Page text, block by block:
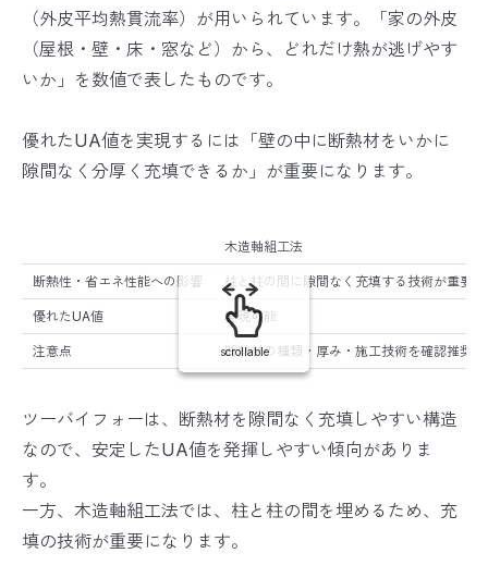
（外皮平均熱貫流率）が用いられています。「家の外皮
（屋根・壁・床・窓など）から、どれだけ熱が逃げやす
いか」を数値で表したものです。
優れたUA値を実現するには「壁の中に断熱材をいかに
隙間なく分厚く充填できるか」が重要になります。
木造軸組工法
断熱性・省エネ性能への影響 柱と柱の間に隙間なく充填する技術が重要
優れたUA値 実現可能
注意点 断熱材の種類・厚み・施工技術を確認推奨
scrollable
ツーバイフォーは、断熱材を隙間なく充填しやすい構造
なので、安定したUA値を発揮しやすい傾向がありま
す。
一方、木造軸組工法では、柱と柱の間を埋めるため、充
填の技術が重要になります。